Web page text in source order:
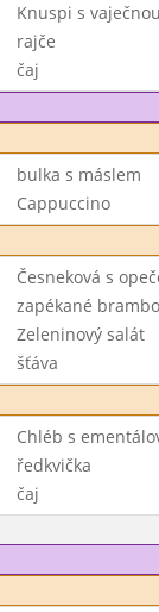
Knuspi s
rajče
čaj
bulka s máslem
Cappuccino
Česneková s
zapékané
Zeleninový salát
šťáva
Chléb s
ředkvička
čaj